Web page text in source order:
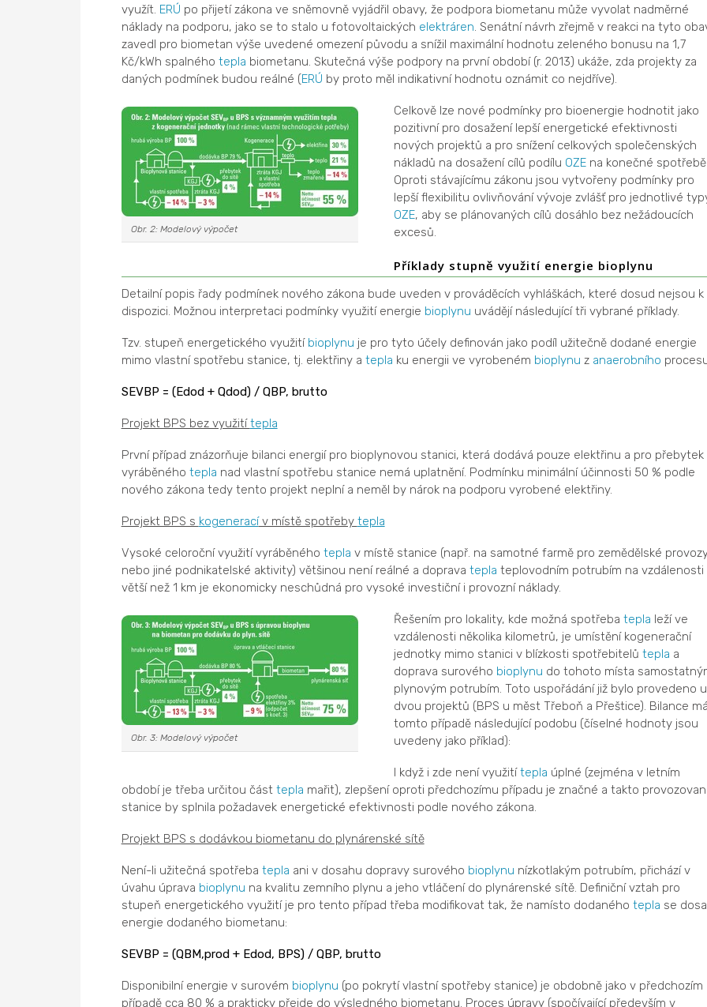
využít. ERÚ po přijetí zákona ve sněmovně vyjádřil obavy, že podpora biometanu může vyvolat nadměrné
náklady na podporu, jako se to stalo u fotovoltaických elektráren . Senátní návrh zřejmě v reakci na tyto
zavedl pro biometan výše uvedené omezení původu a snížil maximální hodnotu zeleného bonusu na 1,7
Kč/kWh spalného tepla biometanu. Skutečná výše podpory na první období (r. 2013) ukáže, zda projekty za
daných podmínek budou reálné (ERÚ by proto měl indikativní hodnotu oznámit co nejdříve).
Obr. 2: Modelový výpočet
Celkově lze nové podmínky pro bioenergie hodnotit jako
pozitivní pro dosažení lepší energetické efektivnosti
nových projektů a pro snížení celkových společenských
nákladů na dosažení cílů podílu OZEna konečné
Oproti stávajícímu zákonu jsou vytvořeny podmínky pro
lepší flexibilitu ovlivňování vývoje zvlášť pro jednotlivé
OZE, aby se plánovaných cílů dosáhlo bez nežádoucích
excesů.
Příklady stupně využití energie bioplynu
Detailní popis řady podmínek nového zákona bude uveden v prováděcích vyhláškách, které dosud nejsou k
dispozici. Možnou interpretaci podmínky využití energie bioplynu uvádějí následující tři vybrané příklady.
Tzv. stupeň energetického využití bioplynu je pro tyto účely definován jako podíl užitečně dodané energie
mimo vlastní spotřebu stanice, tj. elektřiny a tepla ku energii ve vyrobeném bioplynu z anaerobního
SEVBP = (Edod + Qdod) / QBP, brutto
Projekt BPS bez využitítepla
První případ znázorňuje bilanci energií pro bioplynovou stanici, která dodává pouze elektřinu a pro přebytek
vyráběného tepla nad vlastní spotřebu stanice nemá uplatnění. Podmínku minimální účinnosti 50 % podle
nového zákona tedy tento projekt neplní a neměl by nárok na podporu vyrobené elektřiny.
Projekt BPS s kogeneracív místě spotřeby tepla
Vysoké celoroční využití vyráběného tepla v místě stanice (např. na samotné farmě pro zemědělské
nebo jiné podnikatelské aktivity) většinou není reálné a doprava tepla teplovodním potrubím na vzdálenosti
větší než 1 km je ekonomicky neschůdná pro vysoké investiční i provozní náklady.
Obr. 3: Modelový výpočet
Řešením pro lokality, kde možná spotřeba tepla leží ve
vzdálenosti několika kilometrů, je umístění kogenerační
jednotky mimo stanici v blízkosti spotřebitelů tepla a
doprava surového bioplynu do tohoto místa
plynovým potrubím. Toto uspořádání již bylo provedeno u
dvou projektů (BPS u měst Třeboň a Přeštice). Bilance
tomto případě následující podobu (číselné hodnoty jsou
uvedeny jako příklad):
I když i zde není využitítepla úplné (zejména v letním
období je třeba určitou část tepla mařit), zlepšení oproti předchozímu případu je značné a takto
stanice by splnila požadavek energetické efektivnosti podle nového zákona.
Projekt BPS s dodávkou biometanu do plynárenské sítě
Není-li užitečná spotřeba tepla ani v dosahu dopravy surového bioplynu nízkotlakým potrubím, přichází v
úvahu úprava bioplynu na kvalitu zemního plynu a jeho vtláčení do plynárenské sítě. Definiční vztah pro
stupeň energetického využití je pro tento případ třeba modifikovat tak, že namísto dodaného tepla se
energie dodaného biometanu:
SEVBP = (QBM,prod + Edod, BPS) / QBP, brutto
Disponibilní energie v surovém bioplynu (po pokrytí vlastní spotřeby stanice) je obdobně jako v předchozím
případě cca 80 % a prakticky přejde do výsledného biometanu. Proces úpravy (spočívající především v